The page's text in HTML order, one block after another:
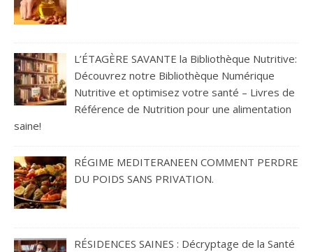
L’ÉTAGÈRE SAVANTE la Bibliothèque Nutritive:
Découvrez notre Bibliothèque Numérique
Nutritive et optimisez votre santé – Livres de
Référence de Nutrition pour une alimentation
saine!
RÉGIME MEDITERANEEN COMMENT PERDRE
DU POIDS SANS PRIVATION.
RÉSIDENCES SAINES : Décryptage de la Santé